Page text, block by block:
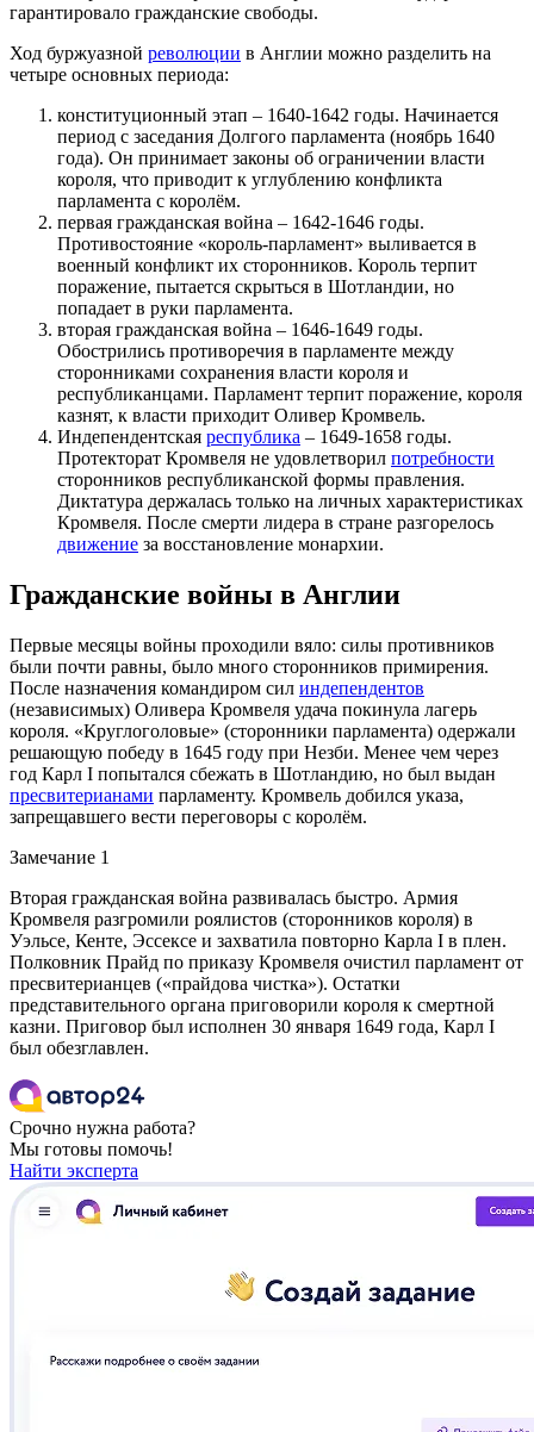
гарантировало гражданские свободы.
Ход буржуазной революции в Англии можно разделить на
четыре основных периода:
конституционный этап – 1640-1642 годы. Начинается
период с заседания Долгого парламента (ноябрь 1640
года). Он принимает законы об ограничении власти
короля, что приводит к углублению конфликта
парламента с королём.
первая гражданская война – 1642-1646 годы.
Противостояние «король-парламент» выливается в
военный конфликт их сторонников. Король терпит
поражение, пытается скрыться в Шотландии, но
попадает в руки парламента.
вторая гражданская война – 1646-1649 годы.
Обострились противоречия в парламенте между
сторонниками сохранения власти короля и
республиканцами. Парламент терпит поражение, короля
казнят, к власти приходит Оливер Кромвель.
Индепендентская республика – 1649-1658 годы.
Протекторат Кромвеля не удовлетворил потребности
сторонников республиканской формы правления.
Диктатура держалась только на личных характеристиках
Кромвеля. После смерти лидера в стране разгорелось
движение за восстановление монархии.
Гражданские войны в Англии
Первые месяцы войны проходили вяло: силы противников
были почти равны, было много сторонников примирения.
После назначения командиром сил индепендентов
(независимых) Оливера Кромвеля удача покинула лагерь
короля. «Круглоголовые» (сторонники парламента) одержали
решающую победу в 1645 году при Незби. Менее чем через
год Карл I попытался сбежать в Шотландию, но был выдан
пресвитерианами парламенту. Кромвель добился указа,
запрещавшего вести переговоры с королём.
Замечание 1
Вторая гражданская война развивалась быстро. Армия
Кромвеля разгромили роялистов (сторонников короля) в
Уэльсе, Кенте, Эссексе и захватила повторно Карла I в плен.
Полковник Прайд по приказу Кромвеля очистил парламент от
пресвитерианцев («прайдова чистка»). Остатки
представительного органа приговорили короля к смертной
казни. Приговор был исполнен 30 января 1649 года, Карл I
был обезглавлен.
Срочно нужна работа?
Мы готовы помочь!
Найти эксперта